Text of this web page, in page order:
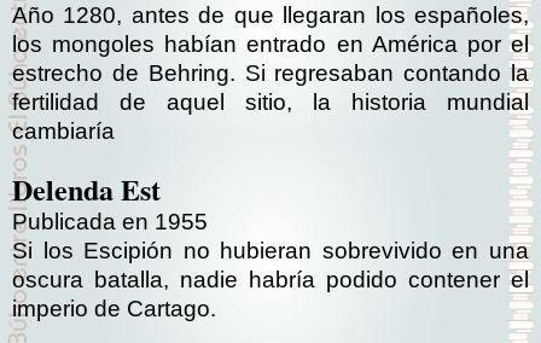
Año 1280, antes de que llegaran los españoles,
los mongoles habían entrado en América por el
estrecho de Behring. Si regresaban contando la
fertilidad de aquel sitio, la historia mundial
cambiaría
Delenda Est
Publicada en 1955
Si los Escipión no hubieran sobrevivido en una
oscura batalla, nadie habría podido contener el
imperio de Cartago.